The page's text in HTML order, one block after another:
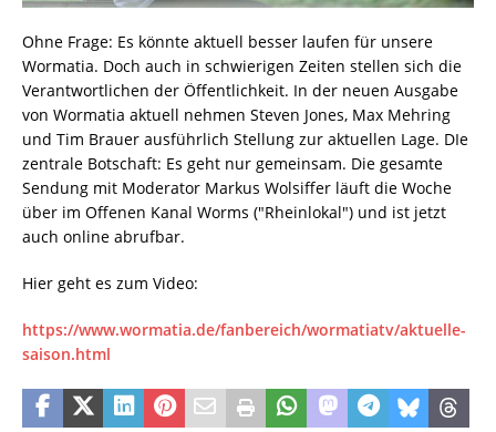
Ohne Frage: Es könnte aktuell besser laufen für unsere
Wormatia. Doch auch in schwierigen Zeiten stellen sich die
Verantwortlichen der Öffentlichkeit. In der neuen Ausgabe
von Wormatia aktuell nehmen Steven Jones, Max Mehring
und Tim Brauer ausführlich Stellung zur aktuellen Lage. DIe
zentrale Botschaft: Es geht nur gemeinsam. Die gesamte
Sendung mit Moderator Markus Wolsiffer läuft die Woche
über im Offenen Kanal Worms ("Rheinlokal") und ist jetzt
auch online abrufbar.
Hier geht es zum Video:
https://www.wormatia.de/fanbereich/wormatiatv/aktuelle-
saison.html